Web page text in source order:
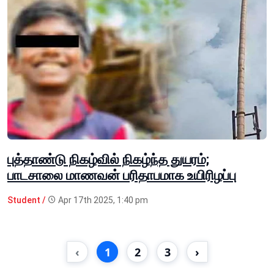
புத்தாண்டு நிகழ்வில் நிகழ்ந்த துயரம்;
பாடசாலை மாணவன் பரிதாபமாக உயிரிழப்பு
Student / Apr 17th 2025, 1:40 pm
‹ 1 2 3 ›